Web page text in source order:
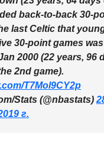
back-to-back 30-
last Celtic that
30-point games
2000 (22 years, 96
2nd game).
T7Mol9CY2p
Stats (@nbastats)
г.